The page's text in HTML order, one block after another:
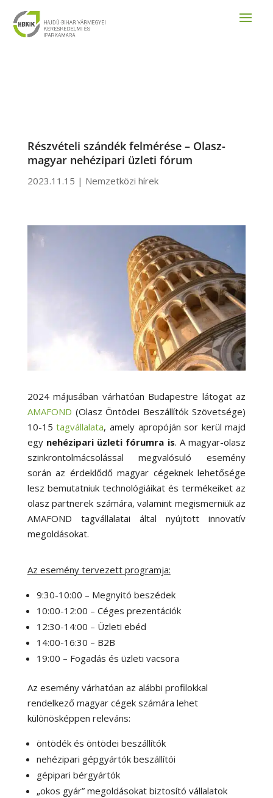
Részvételi szándék felmérése – Olasz-
magyar nehézipari üzleti fórum
2023.11.15 | Nemzetközi hírek
2024 májusában várhatóan Budapestre látogat az
AMAFOND (Olasz Öntödei Beszállítók Szövetsége)
10-15tagvállalata, amely apropóján sor kerül majd
egy nehézipari üzleti fórumra is. A magyar-olasz
szinkrontolmácsolással megvalósuló esemény
során az érdeklődő magyar cégeknek lehetősége
lesz bemutatniuk technológiáikat és termékeiket az
olasz partnerek számára, valamint megismerniük az
AMAFOND tagvállalatai által nyújtott innovatív
megoldásokat.
Az esemény tervezett programja:
9:30-10:00 – Megnyitó beszédek
10:00-12:00 – Céges prezentációk
12:30-14:00 – Üzleti ebéd
14:00-16:30 – B2B
19:00 – Fogadás és üzleti vacsora
Az esemény várhatóan az alábbi profilokkal
rendelkező magyar cégek számára lehet
különösképpen releváns:
öntödék és öntödei beszállítók
nehézipari gépgyártók beszállítói
gépipari bérgyártók
„okos gyár” megoldásokat biztosító vállalatok